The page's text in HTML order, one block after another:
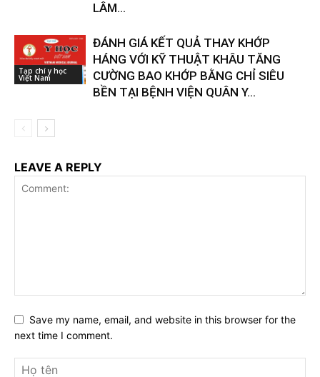
LÂM...
Tạp chí y học
Việt Nam
ĐÁNH GIÁ KẾT QUẢ THAY KHỚP
HÁNG VỚI KỸ THUẬT KHÂU TĂNG
CƯỜNG BAO KHỚP BẰNG CHỈ SIÊU
BỀN TẠI BỆNH VIỆN QUÂN Y...
LEAVE A REPLY
Save my name, email, and website in this browser for the
next time I comment.